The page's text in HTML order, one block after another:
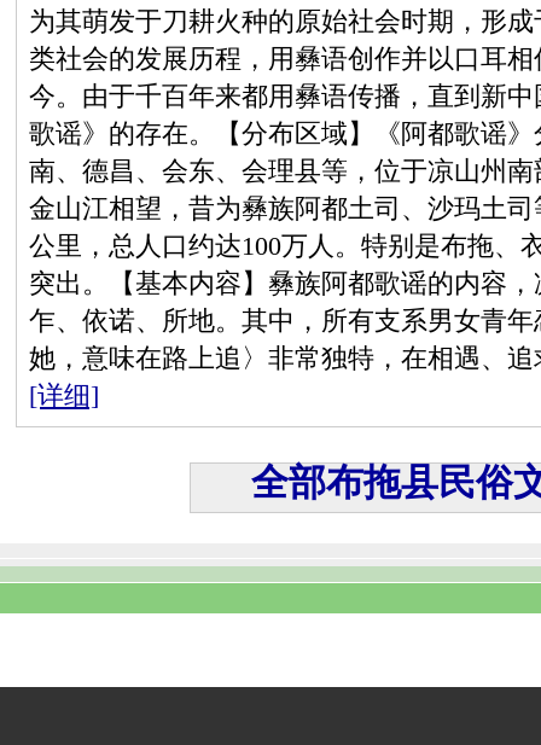
为其萌发于刀耕火种的原始社会时期，形
类社会的发展历程，用彝语创作并以口耳
今。由于千百年来都用彝语传播，直到新
歌谣》的存在。【分布区域】《阿都歌谣
南、德昌、会东、会理县等，位于凉山州
金山江相望，昔为彝族阿都土司、沙玛土
公里，总人口约达100万人。特别是布拖、
突出。【基本内容】彝族阿都歌谣的内容
乍、依诺、所地。其中，所有支系男女青
她，意味在路上追〉非常独特，在相遇、
[详细]
全部布拖县民俗